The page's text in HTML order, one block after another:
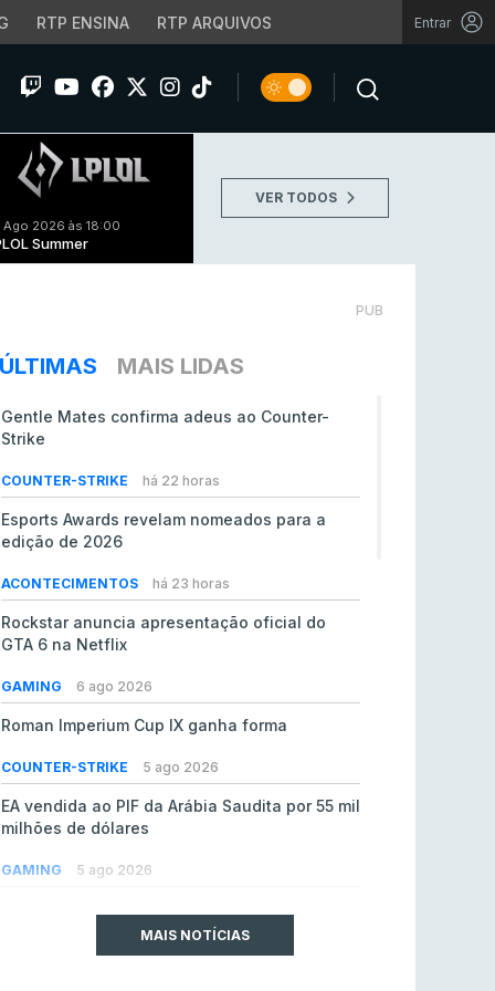
RTP ENSINA RTP ARQUIVOS Entrar
Ago 2026 às 18:00
Summer
VER TODOS
PUB
ÚLTIMAS MAIS LIDAS
Gentle Mates confirma adeus ao Counter-
Strike
COUNTER-STRIKE há 22 horas
Esports Awards revelam nomeados para a
edição de 2026
ACONTECIMENTOS há 23 horas
Rockstar anuncia apresentação oficial do
GTA 6 na Netflix
GAMING 6 ago 2026
Roman Imperium Cup IX ganha forma
COUNTER-STRIKE 5 ago 2026
EA vendida ao PIF da Arábia Saudita por 55 mil
milhões de dólares
GAMING 5 ago 2026
MAIS NOTÍCIAS